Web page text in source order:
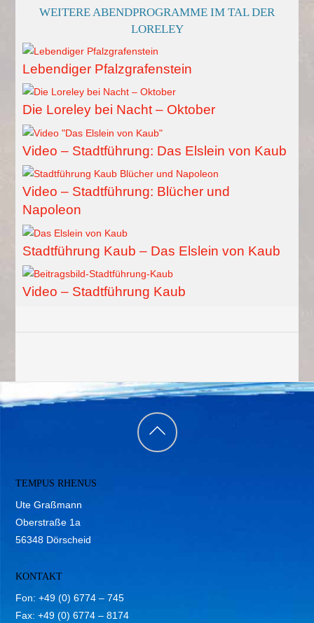
WEITERE ABENDPROGRAMME IM TAL DER
LORELEY
Lebendiger Pfalzgrafenstein
Die Loreley bei Nacht – Oktober
Video – Stadtführung: Das Elslein von Kaub
Video – Stadtführung: Blücher und
Napoleon
Stadtführung Kaub – Das Elslein von Kaub
Video – Stadtführung Kaub
Back
TEMPUS RHENUS
Ute Graßmann
Oberstraße 1a
56348 Dörscheid
KONTAKT
Fon: +49 (0) 6774 – 745
Fax: +49 (0) 6774 – 8174